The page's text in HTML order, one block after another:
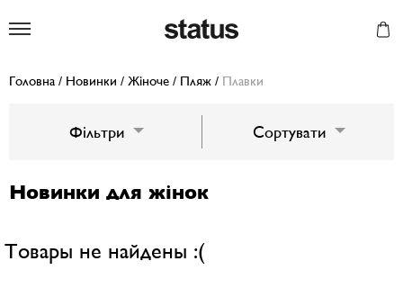
Головна / Новинки / Жіноче / Пляж / Плавки
Новинки для жінок
Товары не найдены :(
Фільтри Сортувати